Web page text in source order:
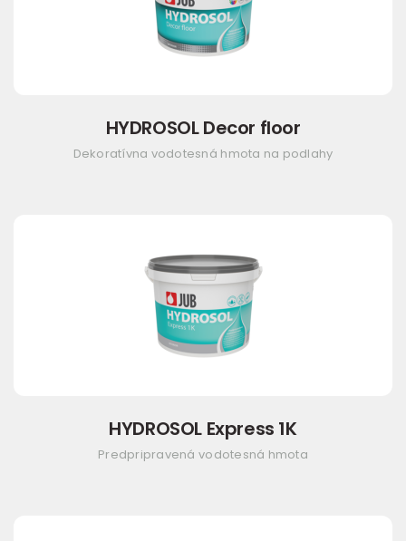
HYDROSOL Decor floor
Dekoratívna vodotesná hmota na podlahy
HYDROSOL Express 1K
Predpripravená vodotesná hmota